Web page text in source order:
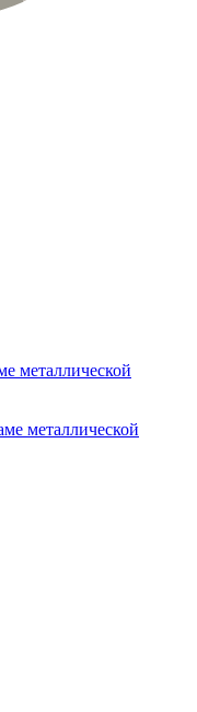
металлической
металлической